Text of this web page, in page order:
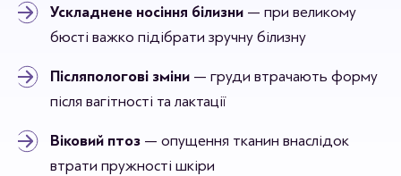
Ускладнене носіння білизни — при великому
бюсті важко підібрати зручну білизну
Післяпологові зміни — груди втрачають форму
після вагітності та лактації
Віковий птоз — опущення тканин внаслідок
втрати пружності шкіри